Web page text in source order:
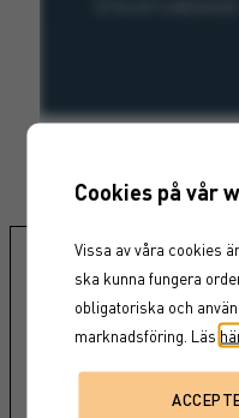
Vår roll som
Historisk
Marknadsläge
Kundbehov
Cookies på vår
Vissa av våra cookies
ska kunna fungera
obligatoriska och
marknadsföring. Läs